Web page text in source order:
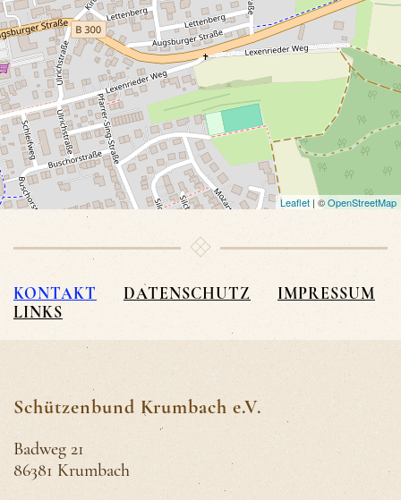
Leaflet | ©OpenStreetMap
KONTAKT DATENSCHUTZ
IMPRESSUM
LINKS
Schützenbund Krumbach e.V.
Badweg 21
86381 Krumbach